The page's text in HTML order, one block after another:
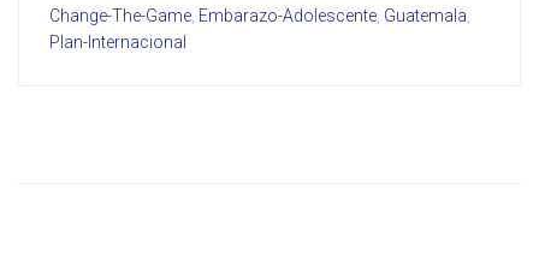
Change-The-Game, Embarazo-Adolescente, Guatemala,
Plan-Internacional